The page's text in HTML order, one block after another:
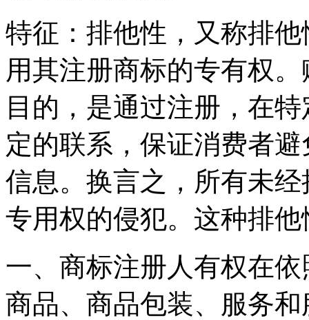
特征：排他性，又称排
用其注册商标的专有权
目的，是通过注册，在
定的联系，保证消费者
信息。换言之，所有未
专用权的侵犯。这种排
一、商标注册人有权在
商品、商品包装、服务